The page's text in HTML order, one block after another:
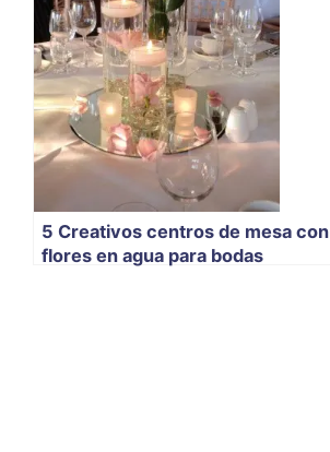
5 Creativos centros de mesa con
flores en agua para bodas